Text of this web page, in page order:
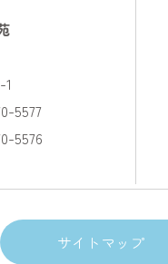
5577
5576
サイトマップ